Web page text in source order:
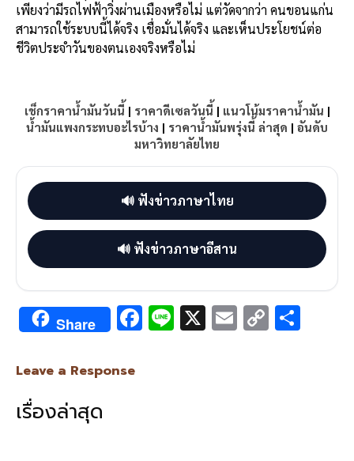
เพียงว่ามีรถไฟฟ้าวิ่งผ่านเมืองหรือไม่ แต่วัดจากว่า คนขอนแก่น
สามารถใช้ระบบนี้ได้จริง เชื่อมั่นได้จริง และเห็นประโยชน์ต่อ
ชีวิตประจำวันของตนเองจริงหรือไม่
เช็กราคาน้ำมันวันนี้ | ราคาดีเซลวันนี้ | แนวโน้มราคาน้ำมัน |
น้ำมันแพงกระทบอะไรบ้าง | ราคาน้ำมันพรุ่งนี้ ล่าสุด | อันดับ
มหาวิทยาลัยไทย
🔊 ฟังข่าวภาษาไทย
🔊 ฟังข่าวภาษาอีสาน
Share F Li X E C
Leave a Response
เรื่องล่าสุด